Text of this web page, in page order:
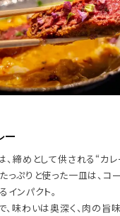
ー
、締めとして供される“カレ
っぷりと使った一皿は、コ
ンパクト。
、味わいは奥深く、肉の旨